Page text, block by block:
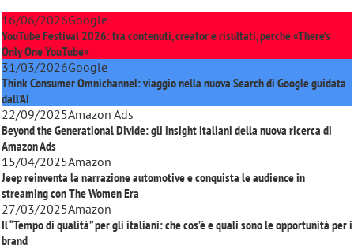
16/06/2026Google
YouTube Festival 2026: tra contenuti, creator e risultati, perché «There’s
Only One YouTube»
31/03/2026Google
Think Consumer Omnichannel: viaggio nella nuova Search di Google guidata
dall'AI
22/09/2025Amazon Ads
Beyond the Generational Divide: gli insight italiani della nuova ricerca di
Amazon Ads
15/04/2025Amazon
Jeep reinventa la narrazione automotive e conquista le audience in
streaming conThe Women Era
27/03/2025Amazon
Il “Tempo di qualità” per gli italiani: che cos’è e quali sono le opportunità per i
brand